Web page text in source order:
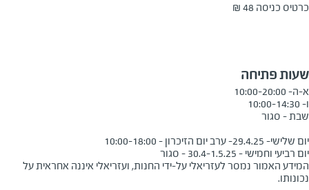
כרטיס כניסה 48 ₪
שעות פתיחה
יום רביעי וחמישי - 30.4-1.5.25 - סגור
המידע האמור נמסר לעזריאלי על-ידי החנות, ועזריאלי איננה אחראית על